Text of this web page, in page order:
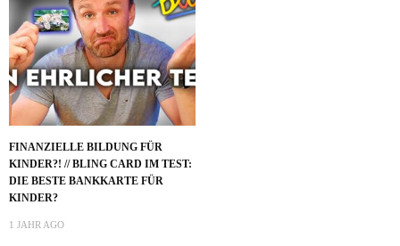
FINANZIELLE BILDUNG FÜR
KINDER?! // BLING CARD IM TEST:
DIE BESTE BANKKARTE FÜR
KINDER?
1 JAHR AGO